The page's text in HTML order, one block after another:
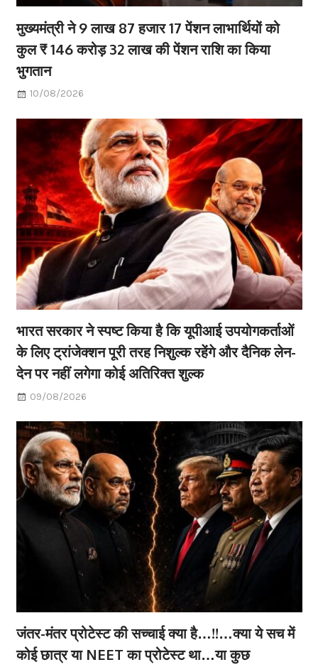
मुख्यमंत्री ने 9 लाख 87 हजार 17 पेंशन लाभार्थियों को
कुल ₹ 146 करोड़ 32 लाख की पेंशन राशि का किया
भुगतान
10/08/2026
भारत सरकार ने स्पष्ट किया है कि यूपीआई उपयोगकर्ताओं
के लिए ट्रांजेक्शन पूरी तरह निशुल्क रहेंगे और दैनिक लेन-
देन पर नहीं लगेगा कोई अतिरिक्त शुल्क
09/08/2026
जंतर-मंतर प्रोटेस्ट की सच्चाई क्या है…!!…क्या ये सच में
कोई छात्र या NEET का प्रोटेस्ट था…या कुछ